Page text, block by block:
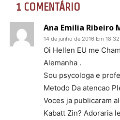
1 COMENTÁRIO
Ana Emilia Ribeiro
14 de junho de 2016 Em 18:32
Oi Hellen EU me
Alemanha .
Sou psycologa e
Metodo Da atencao
Voces ja publicaram
Kabatt Zin? Adoraria